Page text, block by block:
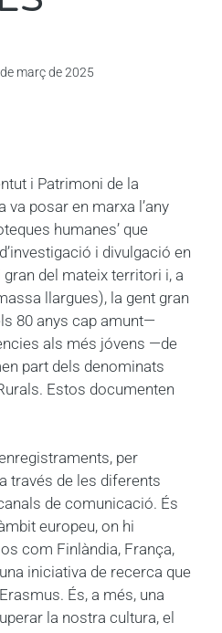
març de 2025
i Patrimoni de la
posar en marxa l’any
humanes’ que
i divulgació en
gran del mateix territori i, a
llargues), la gent gran
80 anys cap amunt—
als més jóvens —de
part dels denominats
Estos documenten
per
través de les diferents
de comunicació. És
europeu, on hi
com Finlàndia, França,
iniciativa de recerca que
És, a més, una
la nostra cultura, el